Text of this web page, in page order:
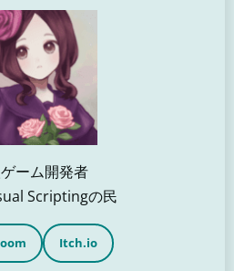
ーム開発者
Scriptingの民
Itch.io